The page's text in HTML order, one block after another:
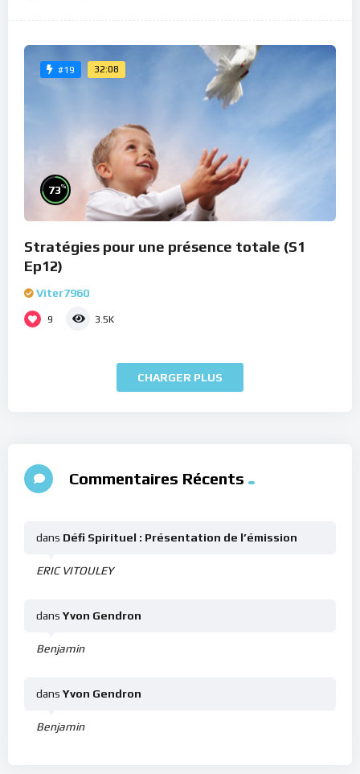
#19 32:08
73%
Stratégies pour une présence totale (S1
Ep12)
Viter7960
9 3.5K
CHARGER PLUS
Commentaires Récents
ERIC VITOULEY
dans Défi Spirituel : Présentation de l’émission
Benjamin
dans Yvon Gendron
Benjamin
dans Yvon Gendron